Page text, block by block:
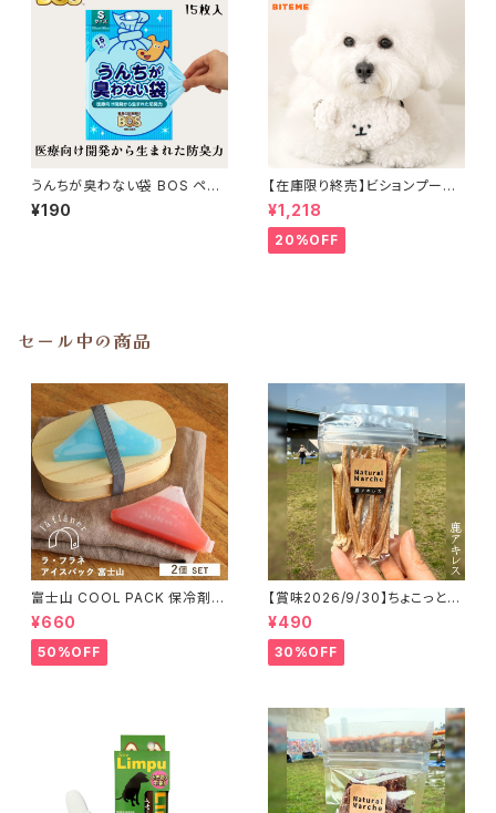
うんちが臭わない袋 BOS ペッ
ト用 Sサイズ(15枚入)
¥190
【在庫限り終売】ビションプーバ
ッグポーチ BITE ME バイトミー
¥1,218
20%OFF
セール中の商品
富士山 COOL PACK 保冷剤 2
個セット ひんやり雑貨 アイスパ
ックla flaner ラフラネ
¥660
50%OFF
【賞味2026/9/30】ちょこっと
「鹿アキレス」ジビエ鹿 おやつ
¥490
30%OFF